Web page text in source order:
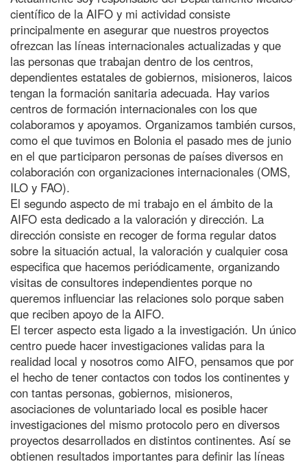
científico de la AIFO y mi actividad consiste
principalmente en asegurar que nuestros proyectos
ofrezcan las líneas internacionales actualizadas y que
las personas que trabajan dentro de los centros,
dependientes estatales de gobiernos, misioneros, laicos
tengan la formación sanitaria adecuada. Hay varios
centros de formación internacionales con los que
colaboramos y apoyamos. Organizamos también cursos,
como el que tuvimos en Bolonia el pasado mes de junio
en el que participaron personas de países diversos en
colaboración con organizaciones internacionales (OMS,
ILO y FAO).
El segundo aspecto de mi trabajo en el ámbito de la
AIFO esta dedicado a la valoración y dirección. La
dirección consiste en recoger de forma regular datos
sobre la situación actual, la valoración y cualquier cosa
especifica que hacemos periódicamente, organizando
visitas de consultores independientes porque no
queremos influenciar las relaciones solo porque saben
que reciben apoyo de la AIFO.
El tercer aspecto esta ligado a la investigación. Un único
centro puede hacer investigaciones validas para la
realidad local y nosotros como AIFO, pensamos que por
el hecho de tener contactos con todos los continentes y
con tantas personas, gobiernos, misioneros,
asociaciones de voluntariado local es posible hacer
investigaciones del mismo protocolo pero en diversos
proyectos desarrollados en distintos continentes. Así se
obtienen resultados importantes para definir las líneas